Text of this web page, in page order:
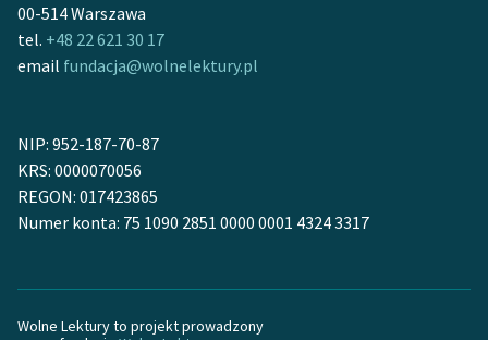
do domeny publicznej,
lektur szkolnych oraz
Starego Testamentu
Szkoła Poezji Wolnych
Lektur
O nas
00-514 Warszawa
tel. +48 22 621 30 17
email fundacja@wolnelektury.pl
NIP: 952-187-70-87
KRS: 0000070056
REGON: 017423865
Numer konta: 75 1090 2851 0000 0001 4324 3317
Wolne Lektury to projekt prowadzony